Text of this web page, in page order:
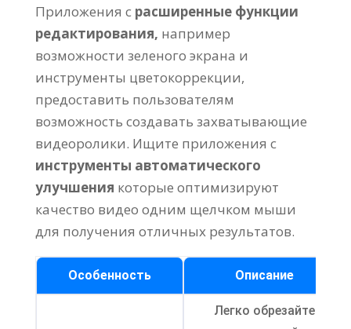
Приложения с расширенные функции
редактирования, например
возможности зеленого экрана и
инструменты цветокоррекции,
предоставить пользователям
возможность создавать захватывающие
видеоролики. Ищите приложения с
инструменты автоматического
улучшения которые оптимизируют
качество видео одним щелчком мыши
для получения отличных результатов.
Особенность Описание
Легко обрезайте